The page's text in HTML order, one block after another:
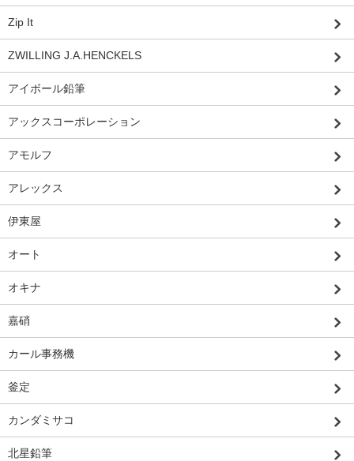
Zip It
ZWILLING J.A.HENCKELS
アイボール鉛筆
アックスコーポレーション
アモルフ
アレックス
伊東屋
オート
オキナ
嘉硝
カール事務機
釜定
カンダミサコ
北星鉛筆